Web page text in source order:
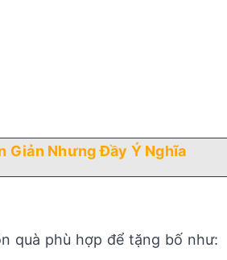
Giản Nhưng Đầy Ý Nghĩa
quà phù hợp để tặng bố như: